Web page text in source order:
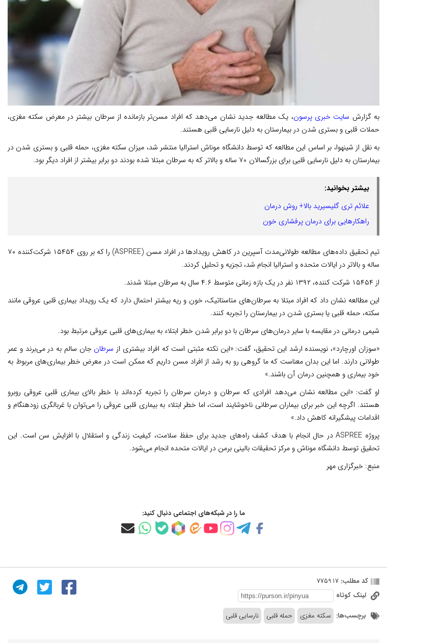
به گزارش سایت خبری پرسون، یک مطالعه جدید نشان می‌دهد که افراد مسن‌تر بازمانده از سرطان بیشتر در معرض سکته مغزی،
حملات قلبی و بستری شدن در بیمارستان به دلیل نارسایی قلبی هستند.
به نقل از شینهوا، بر اساس این مطالعه که توسط دانشگاه موناش استرالیا منتشر شد، میزان سکته مغزی، حمله قلبی و بستری شدن در
بیمارستان به دلیل نارسایی قلبی برای بزرگسالان ۷۰ ساله و بالاتر که به سرطان مبتلا شده بودند دو برابر بیشتر از افراد دیگر بود.
بیشتر بخوانید:
علائم تری گلیسیرید بالا+ روش درمان
راهکارهایی برای درمان پرفشاری خون
تیم تحقیق داده‌های مطالعه طولانی‌مدت آسپرین در کاهش رویدادها در افراد مسن (ASPREE) را که بر روی ۱۵۴۵۴ شرکت‌کننده ۷۰
ساله و بالاتر در ایالات متحده و استرالیا انجام شد، تجزیه و تحلیل کردند.
از ۱۵۴۵۴ شرکت کننده، ۱۳۹۲ نفر در یک بازه زمانی متوسط ‌۴.۶ سال به سرطان مبتلا شدند.
این مطالعه نشان داد که افراد مبتلا به سرطان‌های متاستاتیک، خون و ریه بیشتر احتمال دارد که یک رویداد بیماری قلبی عروقی مانند
سکته، حمله قلبی یا بستری شدن در بیمارستان را تجربه کنند.
شیمی درمانی در مقایسه با سایر درمان‌های سرطان با دو برابر شدن خطر ابتلاء به بیماری‌های قلبی عروقی مرتبط بود.
«سوزان اورچارد»، نویسنده ارشد این تحقیق، گفت: «این نکته مثبتی است که افراد بیشتری از سرطان جان سالم به در می‌برند و عمر
طولانی دارند. اما این بدان معناست که ما گروهی رو به رشد از افراد مسن داریم که ممکن است در معرض خطر بیماری‌های مربوط به
خود بیماری و همچنین درمان آن باشند.»
او گفت: «این مطالعه نشان می‌دهد افرادی که سرطان و درمان سرطان را تجربه کرده‌اند با خطر بالای بیماری قلبی عروقی روبرو
هستند. اگرچه این خبر برای بیماران سرطانی ناخوشایند است، اما خطر ابتلاء به بیماری قلبی عروقی را می‌توان با غربالگری زودهنگام و
اقدامات پیشگیرانه کاهش داد.»
پروژه ASPREE در حال انجام با هدف کشف راه‌های جدید برای حفظ سلامت، کیفیت زندگی و استقلال با افزایش سن است. این
تحقیق توسط دانشگاه موناش و مرکز تحقیقات بالینی برمن در ایالات متحده انجام می‌شود.
منبع: خبرگزاری مهر
ما را در شبکه‌های اجتماعی دنبال کنید:
کد مطلب: 775917
لینک کوتاه
برچسب‌ها: سکته مغزی حمله قلبی نارسایی قلبی